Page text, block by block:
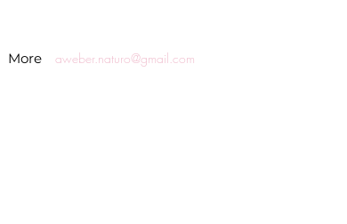
More aweber.naturo@gmail.com